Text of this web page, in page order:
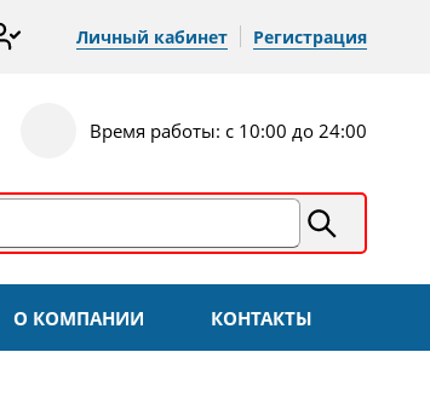
Личный кабинет Регистрация
Время работы: с 10:00 до 24:00
О КОМПАНИИ КОНТАКТЫ